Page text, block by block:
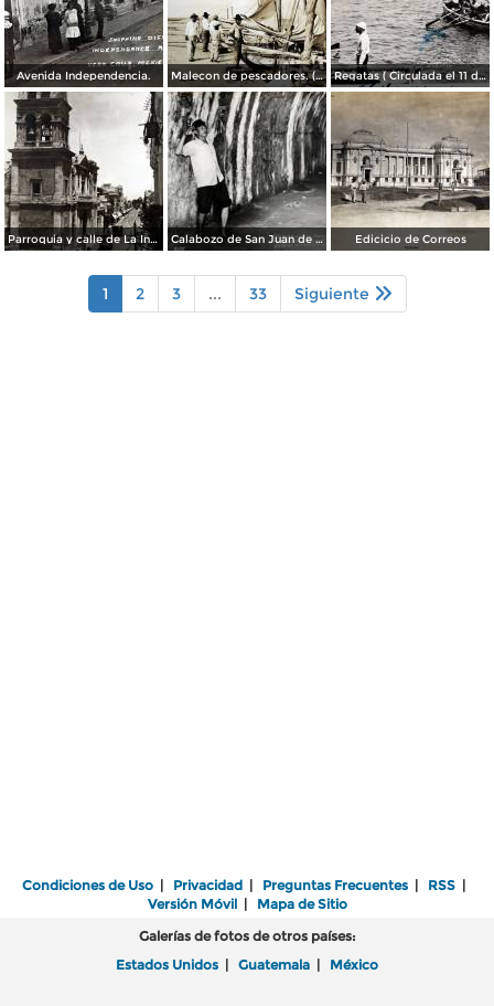
Avenida Independencia. Malecon de pescadores. ( Circulada el 12 de Agosto de 1911 ). Regatas ( Circulada el 11 de Abril de 1926 ).
Parroquia y calle de La Independencia. Calabozo de San Juan de Ulua. Edicicio de Correos
1 2 3 ... 33 Siguiente
Condiciones de Uso | Privacidad | Preguntas Frecuentes | RSS |
Versión Móvil| Mapa de Sitio
Galerías de fotos de otros países:
Estados Unidos | Guatemala | México